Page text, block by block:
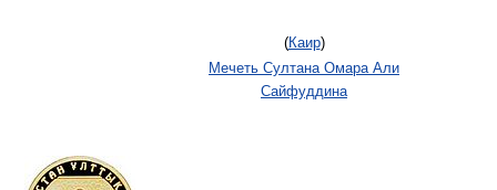
(Каир)
Мечеть Султана Омара Али
Сайфуддина